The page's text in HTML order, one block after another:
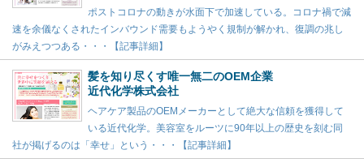
ポストコロナの動きが水面下で加速している。コロナ禍で減
速を余儀なくされたインバウンド需要もようやく規制が解かれ、復調の兆し
がみえつつある・・・【記事詳細】
髪を知り尽くす唯一無二のOEM企業
近代化学株式会社
ヘアケア製品のOEMメーカーとして絶大な信頼を獲得して
いる近代化学。美容室をルーツに90年以上の歴史を刻む同
社が掲げるのは「幸せ」という・・・【記事詳細】